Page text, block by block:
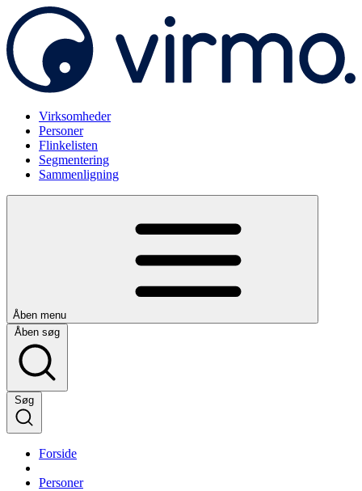
Virksomheder
Personer
Flinkelisten
Segmentering
Sammenligning
Åben menu
Åben søg
Søg
Forside
Personer